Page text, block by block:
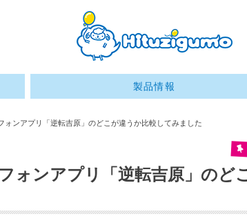
製品情報
ォンアプリ「逆転吉原」のどこが違うか比較してみました
ォンアプリ「逆転吉原」のど